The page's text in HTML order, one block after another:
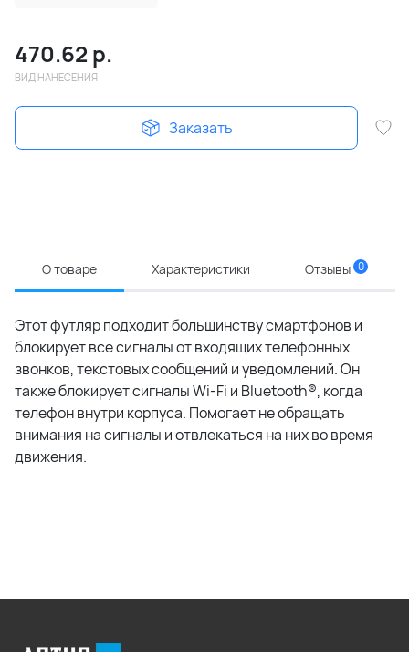
470.62 р.
ВИД НАНЕСЕНИЯ
Заказать
О товаре Характеристики Отзывы 0
Этот футляр подходит большинству смартфонов и
блокирует все сигналы от входящих телефонных
звонков, текстовых сообщений и уведомлений. Он
также блокирует сигналы Wi-Fi и Bluetooth®, когда
телефон внутри корпуса. Помогает не обращать
внимания на сигналы и отвлекаться на них во время
движения.